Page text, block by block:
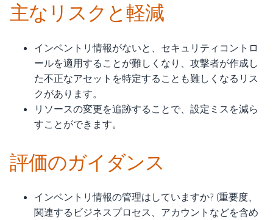
主なリスクと軽減
インベントリ情報がないと、セキュリティコントロ
ールを適用することが難しくなり、攻撃者が作成し
た不正なアセットを特定することも難しくなるリス
クがあります。
リソースの変更を追跡することで、設定ミスを減ら
すことができます。
評価のガイダンス
インベントリ情報の管理はしていますか? (重要度、
関連するビジネスプロセス、アカウントなどを含め